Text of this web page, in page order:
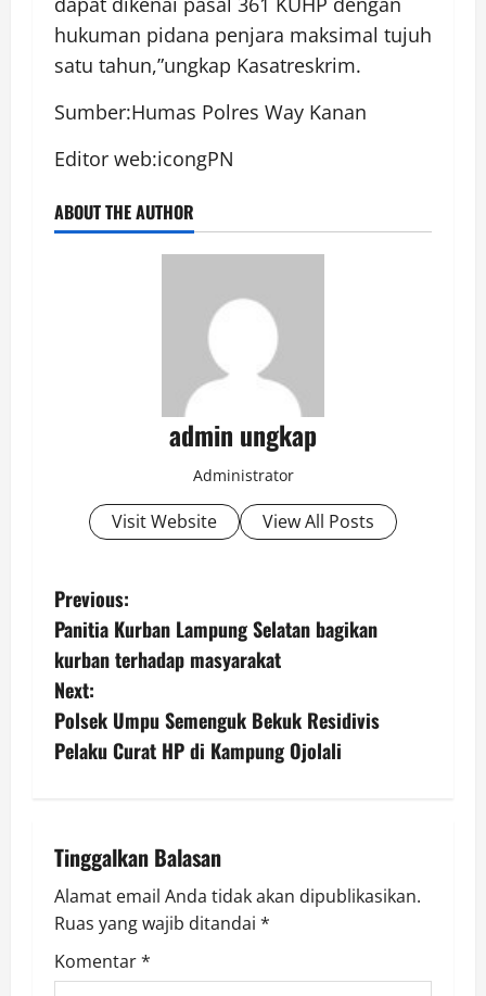
hukuman pidana penjara maksimal tujuh
satu tahun,”ungkap Kasatreskrim.
Sumber:Humas Polres Way Kanan
Editor web:icongPN
ABOUT THE AUTHOR
admin ungkap
Administrator
Visit Website View All Posts
P
o
s
t
v
i
g
Previous:
Panitia Kurban Lampung Selatan bagikan
kurban terhadap masyarakat
Next:
Polsek Umpu Semenguk Bekuk Residivis
Pelaku Curat HP di Kampung Ojolali
Tinggalkan Balasan
Alamat email Anda tidak akan dipublikasikan.
Ruas yang wajib ditandai *
Komentar*